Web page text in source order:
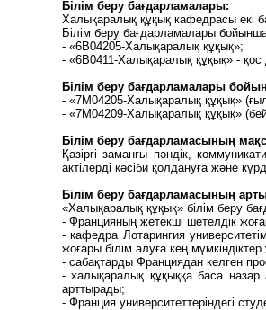
Білім беру бағдарламалары:
Халықаралық құқық кафедрасы екі
Білім беру бағдарламалары
- «6В04205-Халықаралық құқық»;
- «6В0411-Халықаралық құқық» -
Білім беру бағдарламалары
- «7М04205-Халықаралық құқық»
- «7М04209-Халықаралық құқық»
Білім беру бағдарламасының
Қазіргі заманғы пәндік,
актілерді кәсіби қолдануға және
Білім беру бағдарламасының
«Халықаралық құқық» білім беру
- Францияның жетекші шетелдік
- кафедра Лотарингия
жоғары білім алуға кең
- сабақтарды Франциядан келген
- халықаралық құқыққа баса назар
арттырады;
- Франция университеттеріндегі